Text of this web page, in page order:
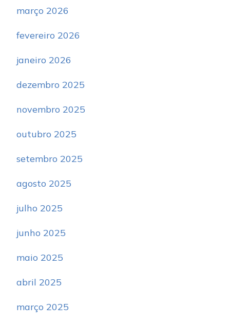
março 2026
fevereiro 2026
janeiro 2026
dezembro 2025
novembro 2025
outubro 2025
setembro 2025
agosto 2025
julho 2025
junho 2025
maio 2025
abril 2025
março 2025